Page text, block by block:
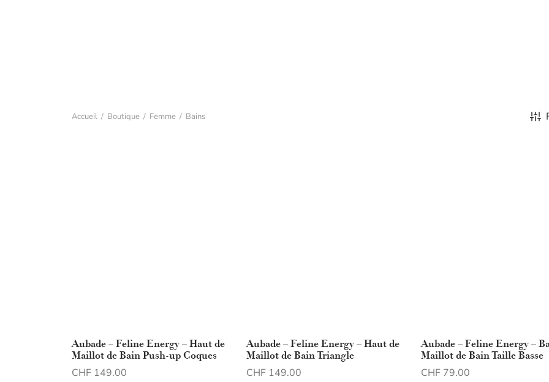
Accueil / Boutique / Femme / Bains
Aubade – Feline Energy – Haut de
Maillot de Bain Push-up Coques
CHF 149.00
Aubade – Feline Energy – Haut de
Maillot de Bain Triangle
CHF 149.00
Aubade – Feline Energy –
Maillot de Bain Taille Basse
CHF 79.00